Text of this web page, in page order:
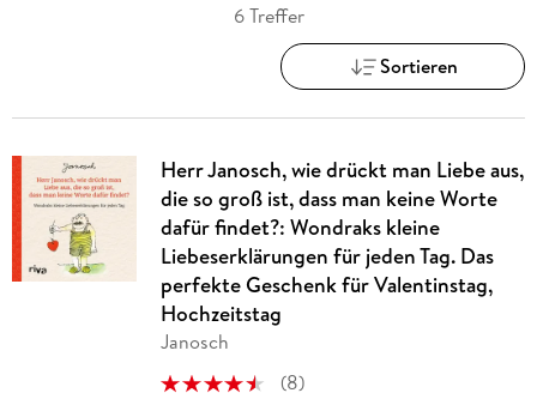
6 Treffer
Sortieren
Herr Janosch, wie drückt man Liebe aus,
die so groß ist, dass man keine Worte
dafür findet?: Wondraks kleine
Liebeserklärungen für jeden Tag. Das
perfekte Geschenk für Valentinstag,
Hochzeitstag
Janosch
(8)